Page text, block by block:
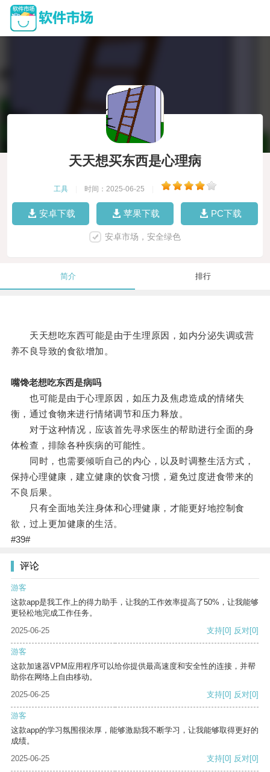
天天想买东西是心理病
工具 时间：2025-06-25
安卓下载 苹果下载 PC下载
安卓市场，安全绿色
简介 排行
天天想吃东西可能是由于生理原因，如内分泌失调或营
养不良导致的食欲增加。
嘴馋老想吃东西是病吗
也可能是由于心理原因，如压力及焦虑造成的情绪失
衡，通过食物来进行情绪调节和压力释放。
对于这种情况，应该首先寻求医生的帮助进行全面的身
体检查，排除各种疾病的可能性。
同时，也需要倾听自己的内心，以及时调整生活方式，
保持心理健康，建立健康的饮食习惯，避免过度进食带来的
不良后果。
只有全面地关注身体和心理健康，才能更好地控制食
欲，过上更加健康的生活。
#39#
评论
游客
这款app是我工作上的得力助手，让我的工作效率提高了50%，让我能够
更轻松地完成工作任务。
2025-06-25
支持[0] 反对[0]
游客
这款加速器VPM应用程序可以给你提供最高速度和安全性的连接，并帮
助你在网络上自由移动。
2025-06-25
支持[0] 反对[0]
游客
这款app的学习氛围很浓厚，能够激励我不断学习，让我能够取得更好的
成绩。
2025-06-25
支持[0] 反对[0]